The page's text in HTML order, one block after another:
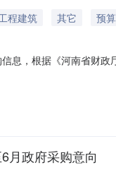
程建筑 其它
预
息，根据《河南省财
3#教学楼全光网和9#
月政府采购意向